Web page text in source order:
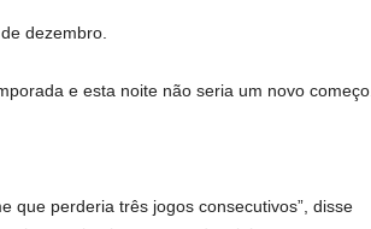
dezembro.
e esta noite não seria um novo começo.
que perderia três jogos consecutivos”, disse